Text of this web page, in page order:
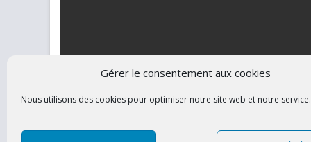
Gérer le consentement aux cookies
Nous utilisons des cookies pour optimiser notre site web et notre service.
Télécharger (PDF, 573KB)